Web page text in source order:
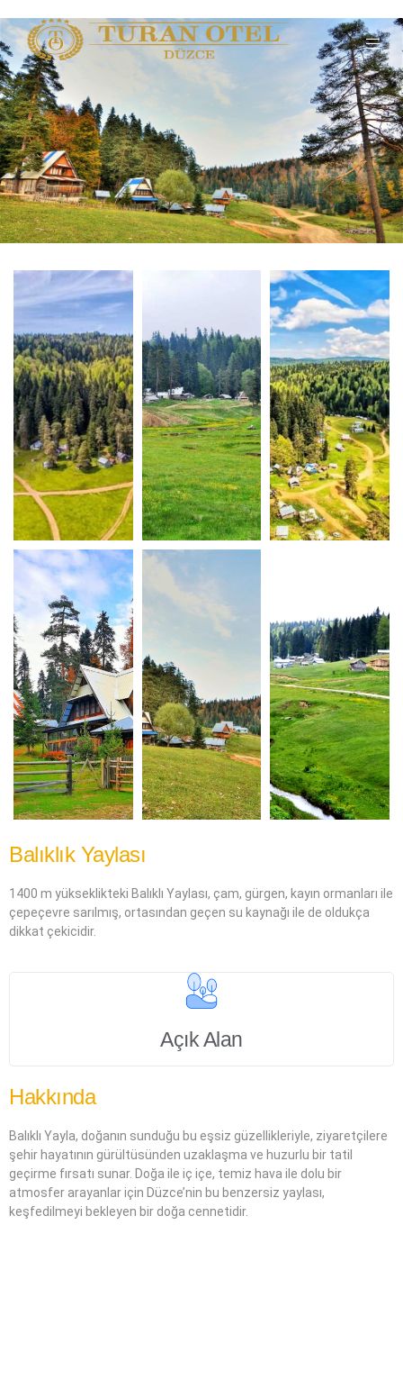
Balıklık Yaylası
1400 m yükseklikteki Balıklı Yaylası, çam, gürgen, kayın ormanları ile
çepeçevre sarılmış, ortasından geçen su kaynağı ile de oldukça
dikkat çekicidir.
Açık Alan
Hakkında
Balıklı Yayla, doğanın sunduğu bu eşsiz güzellikleriyle, ziyaretçilere
şehir hayatının gürültüsünden uzaklaşma ve huzurlu bir tatil
geçirme fırsatı sunar. Doğa ile iç içe, temiz hava ile dolu bir
atmosfer arayanlar için Düzce’nin bu benzersiz yaylası,
keşfedilmeyi bekleyen bir doğa cennetidir.